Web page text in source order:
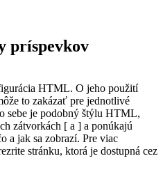
príspevkov
HTML. O jeho použití
to zakázať pre jednotlivé
sebe je podobný štýlu HTML,
zátvorkách [ a ] a ponúkajú
a jak sa zobrazí. Pre viac
stránku, ktorá je dostupná cez